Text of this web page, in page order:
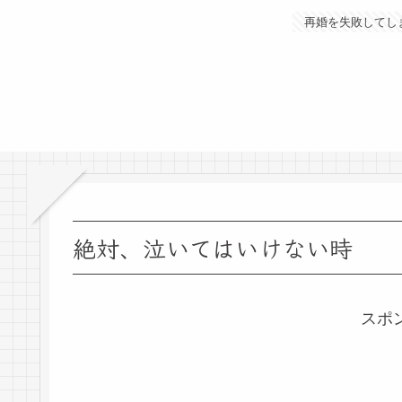
再婚を失敗してし
絶対、泣いてはいけない時
スポ